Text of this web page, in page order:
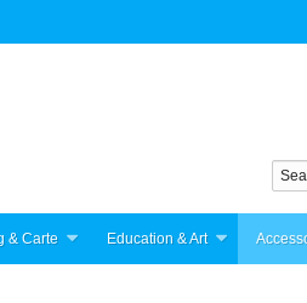
& Carte Education & Art